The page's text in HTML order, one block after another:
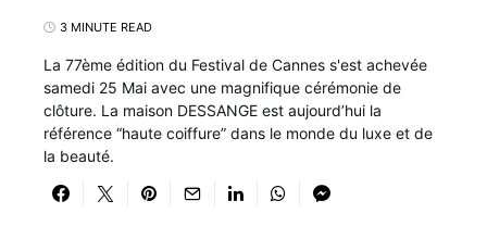
3 MINUTE READ
La 77ème édition du Festival de Cannes s'est achevée
samedi 25 Mai avec une magnifique cérémonie de
clôture. La maison DESSANGE est aujourd’hui la
référence “haute coiffure” dans le monde du luxe et de
la beauté.